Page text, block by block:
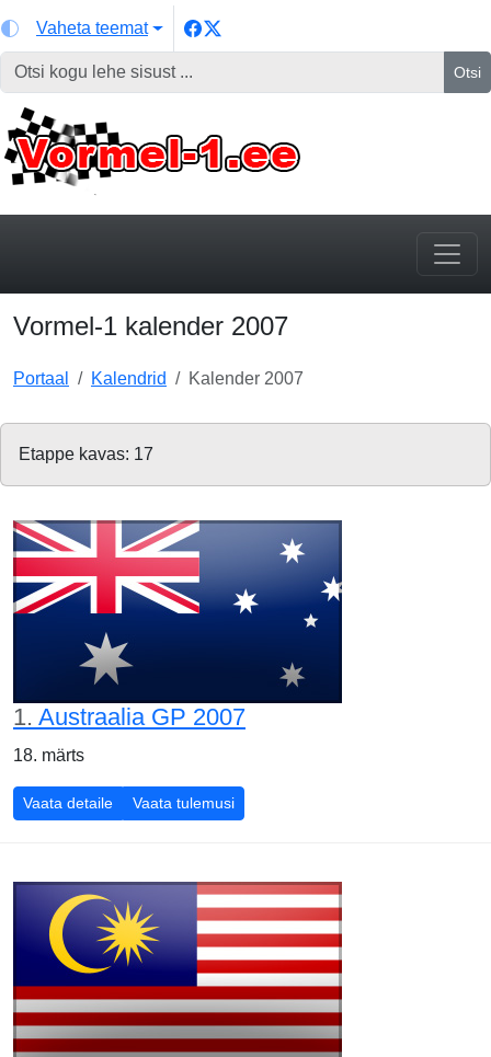
Vaheta teemat
Otsi
Vormel-1 kalender 2007
Portaal Kalendrid Kalender 2007
Etappe kavas: 17
1. Austraalia GP 2007
18. märts
Vaata detaileAustraalia GP 2007
Vaata tulemusiAustraalia GP 2007